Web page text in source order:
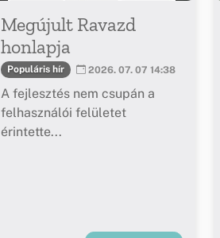
Megújult Ravazd
honlapja
Populáris hír 2026. 07. 07 14:38
A fejlesztés nem csupán a
felhasználói felületet
érintette...